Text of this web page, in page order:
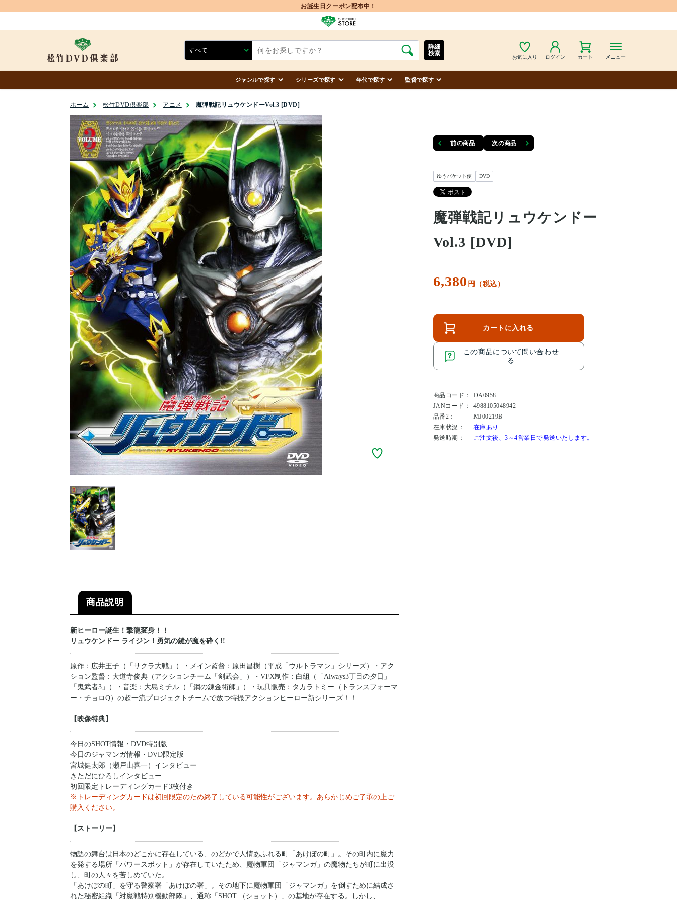
お誕生日クーポン配布中！
お気に入り ログイン カート メニュー
詳細
検索
ジャンルで探す シリーズで探す 年代で探す 監督で探す
ホーム 松竹DVD倶楽部 アニメ 魔弾戦記リュウケンドーVol.3 [DVD]
前の商品 次の商品
ゆうパケット便 DVD
魔弾戦記リュウケンドー
Vol.3 [DVD]
6,380 円（税込）
カートに入れる
この商品について問い合わせ
る
商品コード：
DA0958
JANコード：
4988105048942
品番2：
MJ00219B
在庫状況：
在庫あり
発送時期：
ご注文後、3～4営業日で発送いたします。
商品説明
新ヒーロー誕生！撃龍変身！！
リュウケンドー ライジン！勇気の鍵が魔を砕く!!
原作：広井王子（「サクラ大戦」）・メイン監督：原田昌樹（平成「ウルトラマン」シリーズ）・アク
ション監督：大道寺俊典（アクションチーム「剣武会」）・VFX制作：白組（「Always3丁目の夕日」
「鬼武者3」）・音楽：大島ミチル（「鋼の錬金術師」）・玩具販売：タカラトミー（トランスフォーマ
ー・チョロQ）の超一流プロジェクトチームで放つ特撮アクションヒーロー新シリーズ！！
【映像特典】
今日のSHOT情報・DVD特別版
今日のジャマンガ情報・DVD限定版
宮城健太郎（瀬戸山喜一）インタビュー
きただにひろしインタビュー
初回限定トレーディングカード3枚付き
※トレーディングカードは初回限定のため終了している可能性がございます。あらかじめご了承の上ご
購入ください。
【ストーリー】
物語の舞台は日本のどこかに存在している、のどかで人情あふれる町「あけぼの町」。その町内に魔力
を発する場所「パワースポット」が存在していたため、魔物軍団「ジャマンガ」の魔物たちが町に出没
し、町の人々を苦しめていた。
「あけぼの町」を守る警察署「あけぼの署」。その地下に魔物軍団「ジャマンガ」を倒すために結成さ
れた秘密組織「対魔戦特別機動部隊」、通称「SHOT （ショット）」の基地が存在する。しかし、